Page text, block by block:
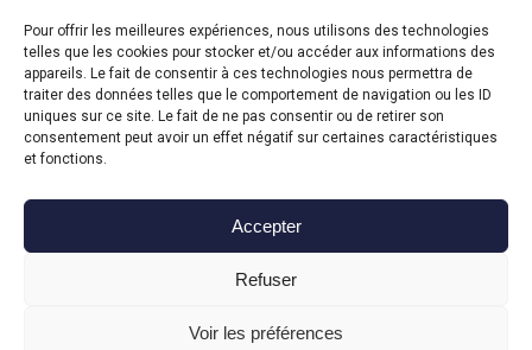
Pour offrir les meilleures expériences, nous utilisons des technologies
telles que les cookies pour stocker et/ou accéder aux informations des
appareils. Le fait de consentir à ces technologies nous permettra de
traiter des données telles que le comportement de navigation ou les ID
uniques sur ce site. Le fait de ne pas consentir ou de retirer son
consentement peut avoir un effet négatif sur certaines caractéristiques
et fonctions.
Accepter
Refuser
Voir les préférences
Bons Plans Voyage : Économisez sur vos
Vacances avec Toody
13 décembre 2024 Bon plans
Toody © 2024
Mentions légales
Politique de cookies